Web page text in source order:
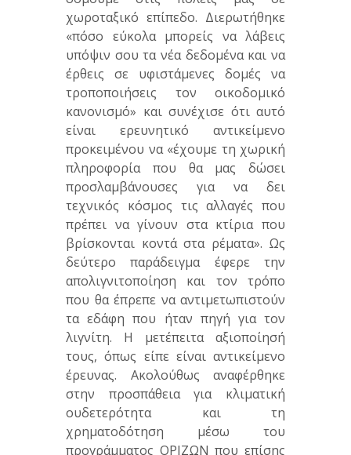
χωροταξικό επίπεδο. Διερωτήθηκε
«πόσο εύκολα μπορείς να λάβεις
υπόψιν σου τα νέα δεδομένα και να
έρθεις σε υφιστάμενες δομές να
τροποποιήσεις τον οικοδομικό
κανονισμό» και συνέχισε ότι αυτό
είναι ερευνητικό αντικείμενο
προκειμένου να «έχουμε τη χωρική
πληροφορία που θα μας δώσει
προσλαμβάνουσες για να δει
τεχνικός κόσμος τις αλλαγές που
πρέπει να γίνουν στα κτίρια που
βρίσκονται κοντά στα ρέματα». Ως
δεύτερο παράδειγμα έφερε την
απολιγνιτοποίηση και τον τρόπο
που θα έπρεπε να αντιμετωπιστούν
τα εδάφη που ήταν πηγή για τον
λιγνίτη. Η μετέπειτα αξιοποίησή
τους, όπως είπε είναι αντικείμενο
έρευνας. Ακολούθως αναφέρθηκε
στην προσπάθεια για κλιματική
ουδετερότητα και τη
χρηματοδότηση μέσω του
προγράμματος ΟΡΙΖΩΝ που επίσης